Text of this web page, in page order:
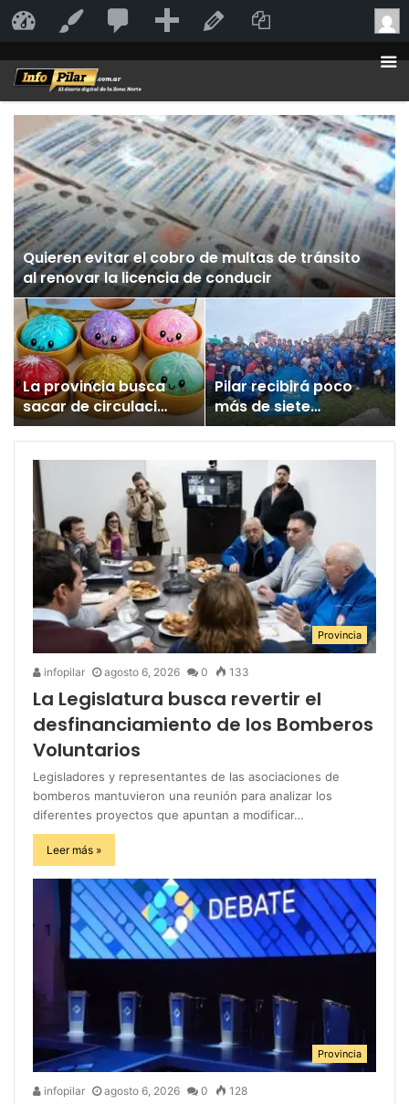
Quieren evitar el cobro de multas de tránsito
al renovar la licencia de conducir
La provincia busca
sacar de circulación
un juguete
«altamente tóxico»
Pilar recibirá poco
más de siete
millones para los
Juegos
Bonaerenses
Provincia
infopilar agosto 6, 2026 0 133
La Legislatura busca revertir el
desfinanciamiento de los Bomberos
Voluntarios
Legisladores y representantes de las asociaciones de
bomberos mantuvieron una reunión para analizar los
diferentes proyectos que apuntan a modificar…
Leer más »
Provincia
infopilar agosto 6, 2026 0 128
InfoPilar Personalizar
moderación
Añadir Duplicate